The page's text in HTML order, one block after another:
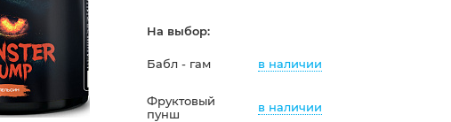
На выбор:
Бабл - гам в наличии
Фруктовый
пунш
в наличии